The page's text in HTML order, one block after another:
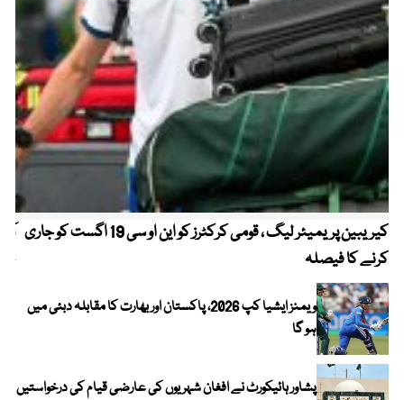
کیریبین پریمیئر لیگ ، قومی کرکٹرز کو این او سی 19 اگست کو جاری
کرنے کا فیصلہ
ویمنز ایشیا کپ 2026، پاکستان اور بھارت کا مقابلہ دبئی میں
ہو گا
پشاور ہائیکورٹ نے افغان شہریوں کی عارضی قیام کی درخواستیں